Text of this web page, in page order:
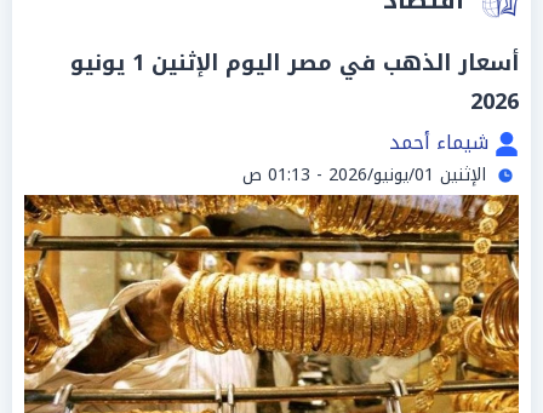
أسعار الذهب في مصر اليوم الإثنين 1 يونيو
2026
شيماء أحمد
الإثنين 01/يونيو/2026 - 01:13 ص